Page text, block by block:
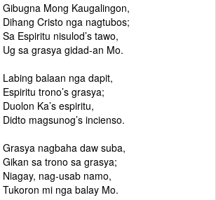
Gibugna Mong Kaugalingon,
Dihang Cristo nga nagtubos;
Sa Espiritu nisulod’s tawo,
Ug sa grasya gidad-an Mo.
Labing balaan nga dapit,
Espiritu trono’s grasya;
Duolon Ka’s espiritu,
Didto magsunog’s incienso.
Grasya nagbaha daw suba,
Gikan sa trono sa grasya;
Niagay, nag-usab namo,
Tukoron mi nga balay Mo.